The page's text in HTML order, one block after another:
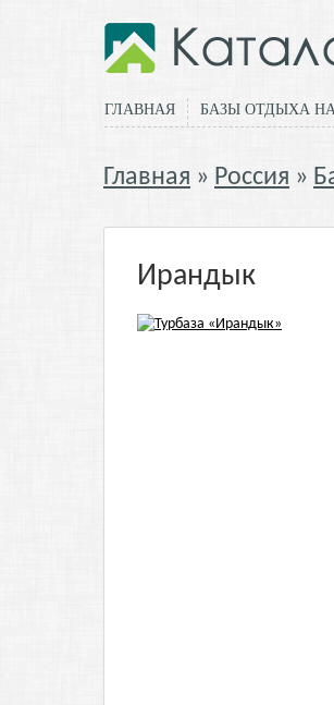
ГЛАВНАЯ БАЗЫ ОТДЫХА
Главная Россия
Ирандык